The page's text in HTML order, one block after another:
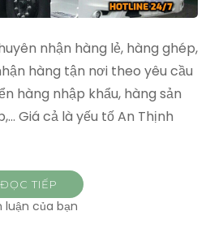
nhận hàng lẻ, hàng ghép,
hàng tận nơi theo yêu cầu
hàng nhập khẩu, hàng sản
Giá cả là yếu tố An Thịnh
ĐỌC TIẾP
luận của bạn